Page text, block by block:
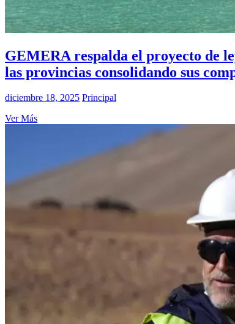
GEMERA respalda el proyecto de
las provincias consolidando sus
diciembre 18, 2025 Principal
Ver Más